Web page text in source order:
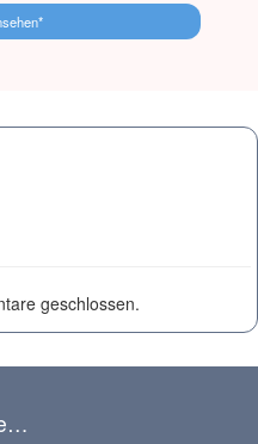
geschlossen.